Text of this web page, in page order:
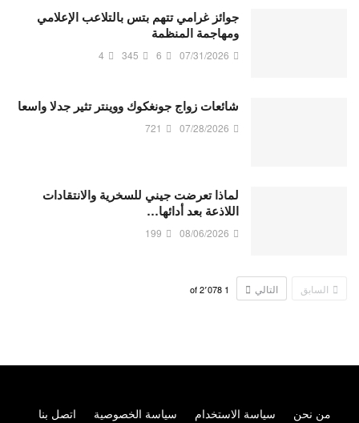
جوائز غرامي تتهم بتس بالتلاعب الإعلامي
ومهاجمة المنظمة
07/31/2026
6
345
4
شائعات زواج جونغكوك ووينتر تثير جدلا واسعا
07/28/2026
721
لماذا تعرضت جيني للسخرية والانتقادات
اللاذعة بعد أدائها…
08/06/2026
199
السابق التالي 1 2٬078
من نحن سياسة الاستخدام سياسة الخصوصية اتصل بنا